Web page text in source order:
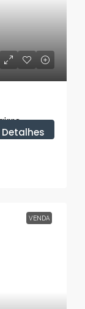
Detalhes
VENDA